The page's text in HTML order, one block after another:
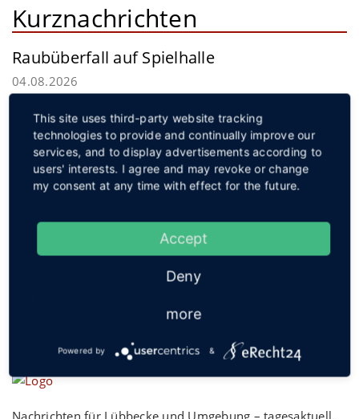
Kurznachrichten
Raubüberfall auf Spielhalle
04.08.2026
Montags eine Spielhalle in Hille. Mit erbeutetem Bargeld
gelang dem Täter die Flucht.weiterlesen
Service
Nachrichten für Lübbecke und Umgebung – tagesaktuell,
This site uses third-party website tracking
technologies to provide and continually improve our
services, and to display advertisements according to
users' interests. I agree and may revoke or change
my consent at any time with effect for the future.
Accept
Deny
more
Powered by &